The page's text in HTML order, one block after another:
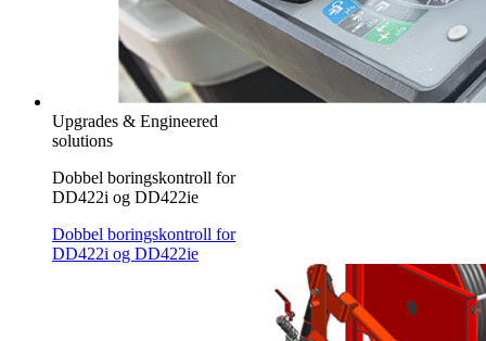
Upgrades & Engineered
solutions
Dobbel boringskontroll for
DD422i og DD422ie
Dobbel boringskontroll for
DD422i og DD422ie